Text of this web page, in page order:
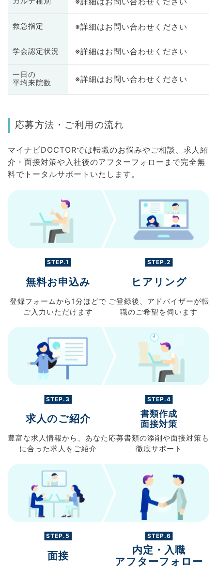
救急指定 ※詳細はお問い合わせください
学会認定状況 ※詳細はお問い合わせください
一日の
平均来院数
※詳細はお問い合わせください
応募方法・ご利用の流れ
マイナビDOCTORでは転職のお悩みやご相談、求人紹
介・面接対策や入社後のアフターフォローまで完全無
料でトータルサポートいたします。
STEP.1
無料お申込み
登録フォームから 1分ほどで
ご入力 いただけます
STEP.2
ヒアリング
ご登録後、 アドバイザーが転
職のご希望を伺います
STEP.3
求人のご紹介
豊富な求人情報から、 あなた
に合った求人を ご紹介
STEP.4
書類作成
面接対策
応募書類の添削や面接対策も
徹底サポート
STEP.5
面接
STEP.6
内定・入職
アフターフォロー